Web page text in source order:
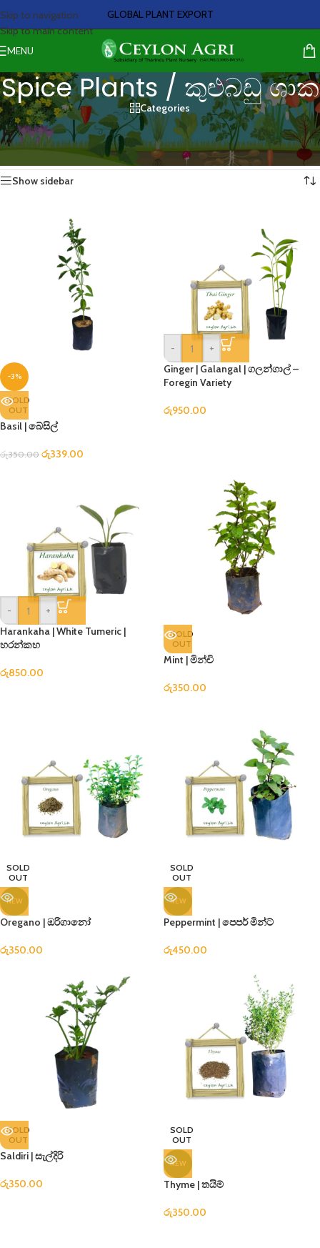
Skip to navigation
Skip to main content
GLOBAL PLANT EXPORT
MENU
Spice Plants / කුළුබඩු ශාක
Categories
Spice plants are now available
Home/Spice Plants / කුළුබඩු ශාක Showing 1–20 of 28 results
Show sidebar
-3%
SOLD
OUT
Basil | බේසිල්
රු350.00 රු339.00
-
+
Ginger | Galangal | ගලන්ගාල් –
Foregin Variety
රු950.00
-
+
Harankaha | White Tumeric |
හරන්කහ
රු850.00
SOLD
OUT
Mint | මින්චි
රු350.00
SOLD
OUT
NEW
Oregano | ඔරිගානෝ
රු350.00
SOLD
OUT
NEW
Peppermint | පෙපර් මින්ට්
රු450.00
SOLD
OUT
Saldiri | සැල්දිරි
රු350.00
SOLD
OUT
NEW
Thyme | තයිම්
රු350.00